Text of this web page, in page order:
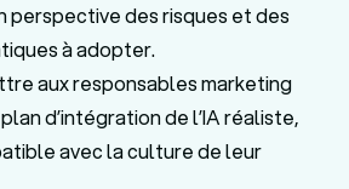
perspective des risques et des
à adopter.
aux responsables marketing
d’intégration de l’IA réaliste,
avec la culture de leur